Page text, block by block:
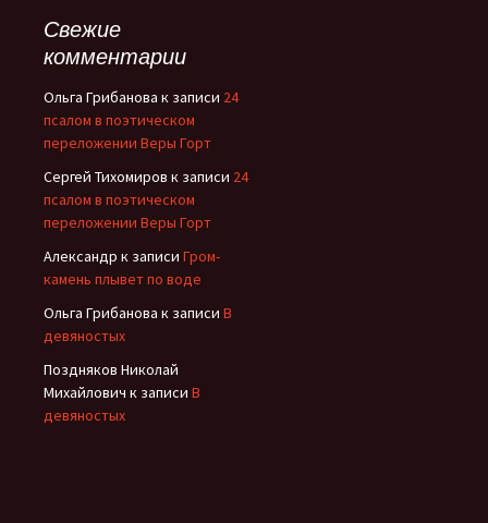
Свежие
комментарии
Ольга Грибанова к записи 24
псалом в поэтическом
переложении Веры Горт
Сергей Тихомиров к записи 24
псалом в поэтическом
переложении Веры Горт
Александр к записи Гром-
камень плывет по воде
Ольга Грибанова к записи В
девяностых
Поздняков Николай
Михайлович к записи В
девяностых